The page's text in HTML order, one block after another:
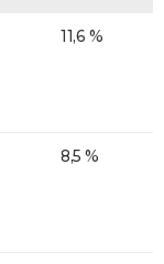
11,6 %
8,5 %